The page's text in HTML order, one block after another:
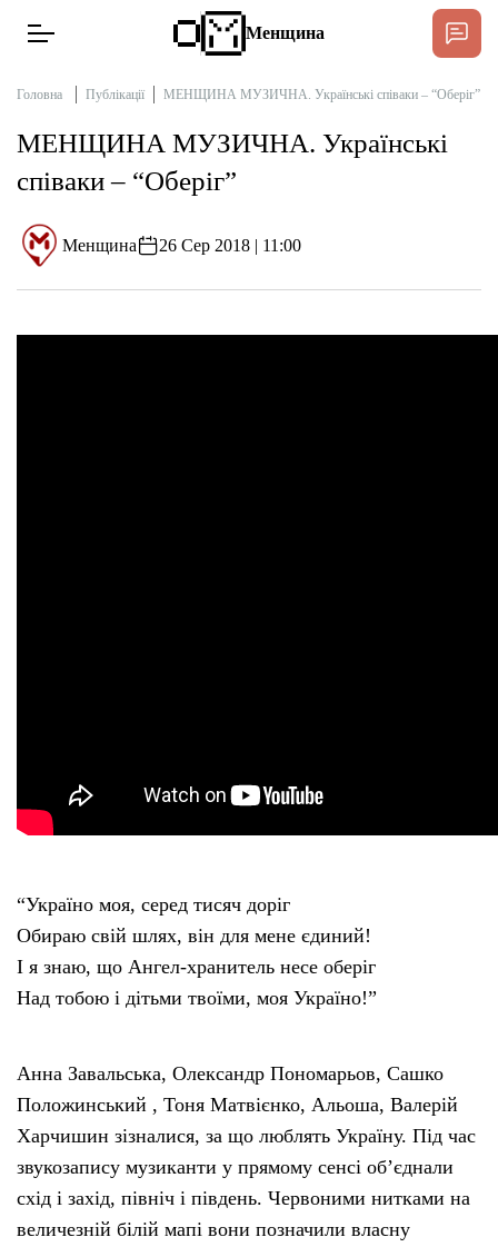
Новини
Інтерв’ю
Підтримати «місцевих»
Етичний кодекс
Менщина
Головна Публікації МЕНЩИНА МУЗИЧНА. Українські співаки – “Оберіг”
МЕНЩИНА МУЗИЧНА. Українські
співаки – “Оберіг”
Менщина 26 Сер 2018 | 11:00
“Україно моя, серед тисяч доріг
Обираю свій шлях, він для мене єдиний!
І я знаю, що Ангел-хранитель несе оберіг
Над тобою і дітьми твоїми, моя Україно!”
Анна Завальська, Олександр Пономарьов, Сашко
Положинський , Тоня Матвієнко, Альоша, Валерій
Харчишин зізналися, за що люблять Україну. Під час
звукозапису музиканти у прямому сенсі об’єднали
схід і захід, північ і південь. Червоними нитками на
величезній білій мапі вони позначили власну